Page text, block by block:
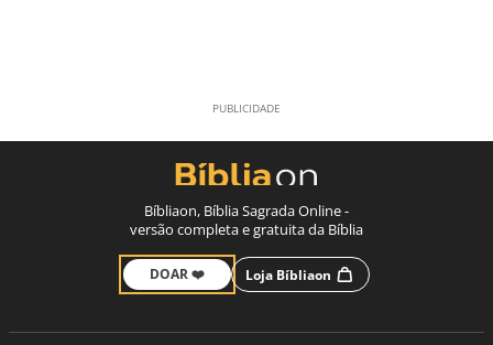
Bíbliaon, Bíblia Sagrada Online -
versão completa e gratuita da Bíblia
DOAR ❤️ Loja Bíbliaon